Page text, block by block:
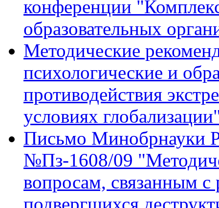
конференции
образовательных
Методические
психологические и
противодействия
условиях
Письмо Минобрнауки
№Пз-1608/09
вопросам, связанным с